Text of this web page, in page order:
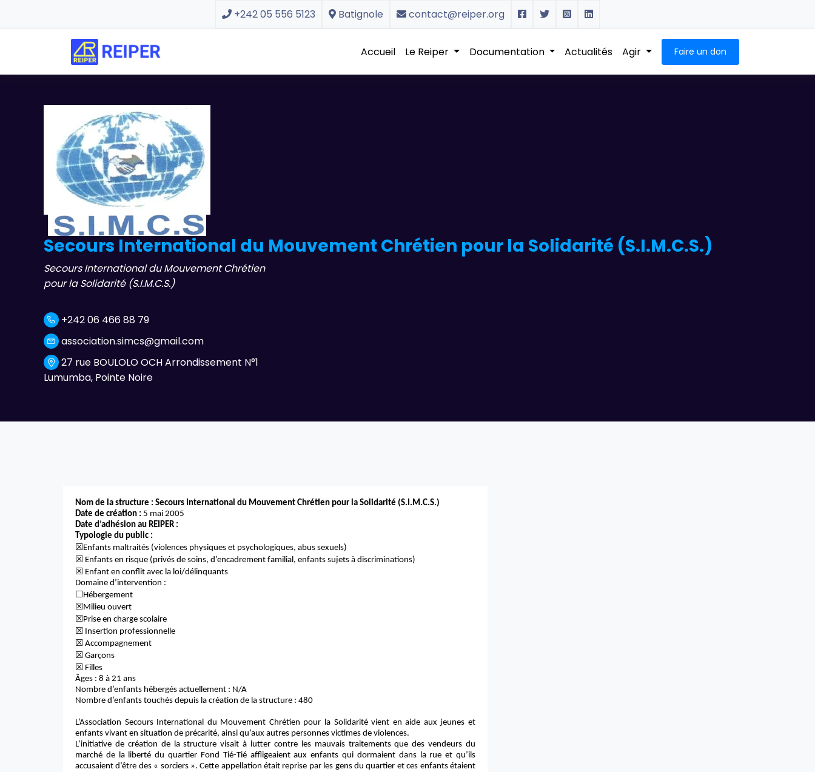
+242 05 556 5123 Batignole contact@reiper.org
Accueil Le Reiper Documentation Actualités Agir Faire un don
Secours International du Mouvement Chrétien pour la Solidarité (S.I.M.C.S.)
Secours International du Mouvement Chrétien
pour la Solidarité (S.I.M.C.S.)
+242 06 466 88 79
association.simcs@gmail.com
27 rue BOULOLO OCH Arrondissement N°1
Lumumba, Pointe Noire
Nom de la structure : Secours International du Mouvement Chrétien pour la Solidarité (S.I.M.C.S.)
Date de création : 5 mai 2005
Date d’adhésion au REIPER :
Typologie du public :
☒Enfants maltraités (violences physiques et psychologiques, abus sexuels)
☒ Enfants en risque (privés de soins, d’encadrement familial, enfants sujets à discriminations)
☒ Enfant en conflit avec la loi/délinquants
Domaine d’intervention :
☐Hébergement
☒Milieu ouvert
☒Prise en charge scolaire
☒ Insertion professionnelle
☒ Accompagnement
☒ Garçons
☒ Filles
Âges : 8 à 21 ans
Nombre d’enfants hébergés actuellement : N/A
Nombre d’enfants touchés depuis la création de la structure : 480
L’Association Secours International du Mouvement Chrétien pour la Solidarité vient en aide aux jeunes et
enfants vivant en situation de précarité, ainsi qu’aux autres personnes victimes de violences.
L’initiative de création de la structure visait à lutter contre les mauvais traitements que des vendeurs du
marché de la liberté du quartier Fond Tié-Tié affligeaient aux enfants qui dormaient dans la rue et qu’ils
accusaient d’être des « sorciers ». Cette appellation était reprise par les gens du quartier et ces enfants étaient